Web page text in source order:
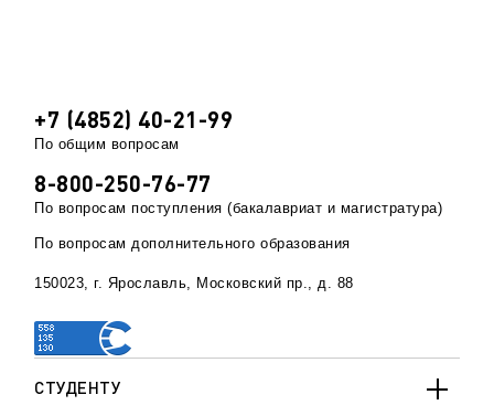
СТУДЕНТУ
+7 (4852) 40-21-99
По общим вопросам
8-800-250-76-77
По вопросам поступления (бакалавриат и магистратура)
По вопросам дополнительного образования
150023, г. Ярославль, Московский пр., д. 88